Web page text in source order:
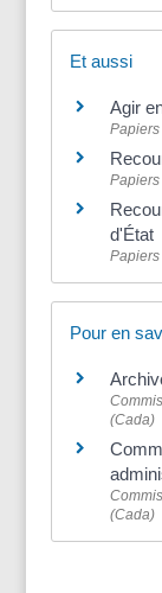
Et aussi
Agir
d'État
Pour en
(Cada)
(Cada)